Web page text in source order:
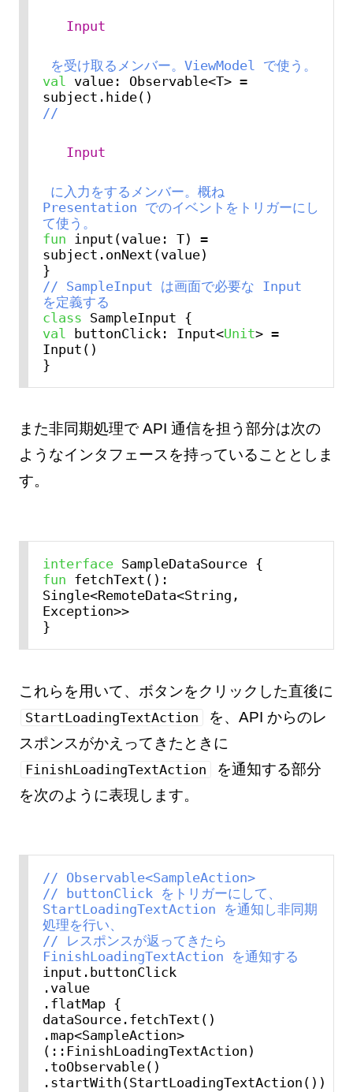
Input
を受け取るメンバー。ViewModel で使う。
val
value: Observable<T> =
//
Input
Presentation でのイベントをトリガーにし
て使う。
fun input(value: T) =
subject.onNext(value)
// SampleInput は画面で必要な Input
を定義する
class
val
buttonClick: Input<Unit> =
Input()
また非同期処理で API 通信を担う部分は次の
ようなインタフェースを持っていることとしま
す。
interface
fun fetchText():
Single<RemoteData<String,
Exception>>
これらを用いて、ボタンをクリックした直後に
StartLoadingTextAction
を、API からのレ
スポンスがかえってきたときに
FinishLoadingTextAction
を通知する部分
を次のように表現します。
// Observable<SampleAction>
// buttonClick をトリガーにして、
StartLoadingTextAction を通知し非同期
処理を行い、
// レスポンスが返ってきたら
FinishLoadingTextAction を通知する
input.buttonClick
.value
.flatMap {
dataSource.fetchText()
.map<SampleAction>
(::FinishLoadingTextAction)
.toObservable()
.startWith(StartLoadingTextAction())